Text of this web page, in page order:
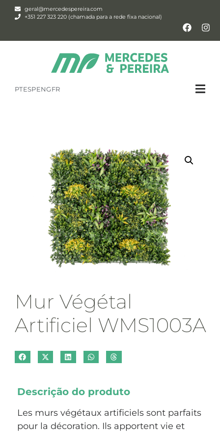
geral@mercedespereira.com
+351 227 323 220 (chamada para a rede fixa nacional)
PTESPENGFR
Mur Végétal
Artificiel WMS1003A
Descrição do produto
Les murs végétaux artificiels sont parfaits
pour la décoration. Ils apportent vie et